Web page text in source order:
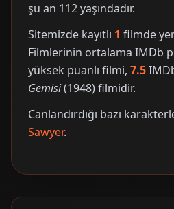
şu an 112 yaşındadır.
Sitemizde kayıtlı 1 filmde
Filmlerinin ortalama IMDb
yüksek puanlı filmi, 7.5
Gemisi(1948) filmidir.
Canlandırdığı bazı
Sawyer.